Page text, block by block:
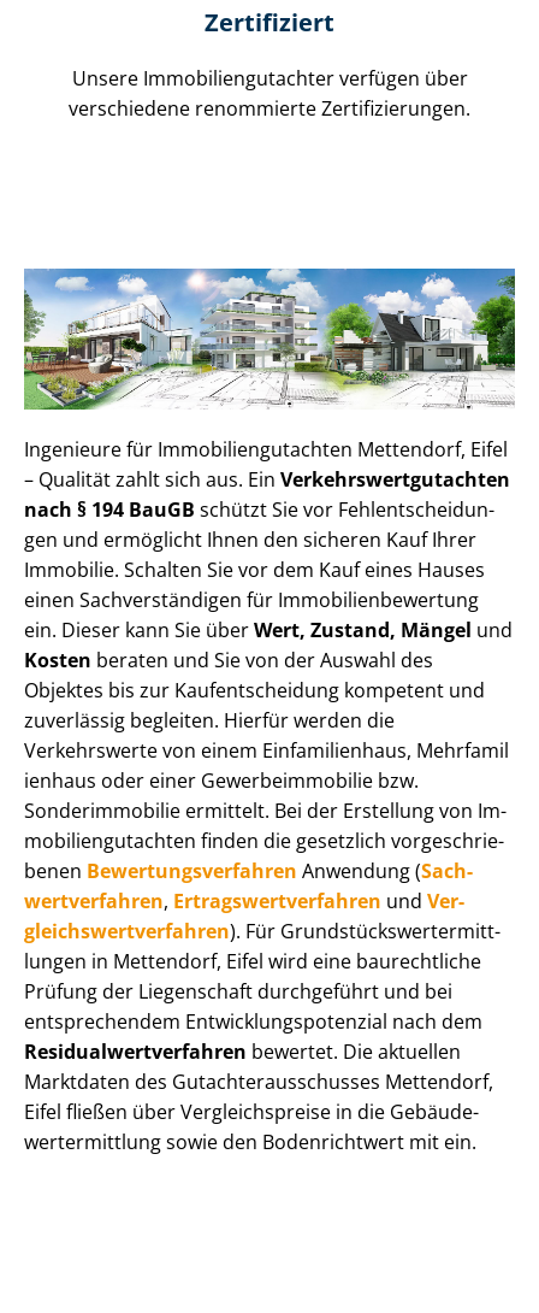
Zertifiziert
Unsere Immobilien­gutachter verfügen über
verschiedene renommierte Zer­ti­fi­zie­run­gen.
Ingenieure für Im­mo­bi­li­en­gut­ach­ten Mettendorf, Eifel
– Qualität zahlt sich aus. Ein Ver­kehrs­wert­gut­ach­ten
nach § 194 BauGB schützt Sie vor Fehl­ent­schei­dun­
gen und ermöglicht Ihnen den sicheren Kauf Ihrer
Immobilie. Schalten Sie vor dem Kauf eines Hauses
einen Sach­ver­stän­di­gen für Im­mo­bi­li­en­be­wer­tung
ein. Dieser kann Sie überWert, Zustand, Mängel und
Kosten beraten und Sie von der Auswahl des
Objektes bis zur Kauf­ent­schei­dung kompetent und
zuverlässig begleiten. Hierfür werden die
Verkehrswerte von einem Einfamilienhaus, Mehr­fa­mi­l
i­en­haus oder einer Ge­wer­be­im­mo­bi­lie bzw.
Sonderimmobilie ermittelt. Bei der Erstellung von Im­
mo­bi­li­en­gut­ach­ten finden die gesetzlich vor­ge­schrie­
be­nen Be­wer­tungs­ver­fah­ren Anwendung (Sach­
wert­ver­fah­ren, Er­trags­wert­ver­fah­ren und Ver­
gleichs­wert­ver­fah­ren). Für Grund­stücks­wert­ermitt­
lun­gen in Mettendorf, Eifel wird eine baurechtliche
Prüfung der Liegenschaft durchgeführt und bei
entsprechendem Ent­wick­lungs­po­ten­zi­al nach dem
Re­si­du­al­wert­ver­fah­ren bewertet. Die aktuellen
Marktdaten des Gut­ach­ter­aus­schus­ses Mettendorf,
Eifel fließen über Ver­gleichs­prei­se in die Ge­bäu­de­
wert­ermitt­lung sowie den Bodenrichtwert mit ein.